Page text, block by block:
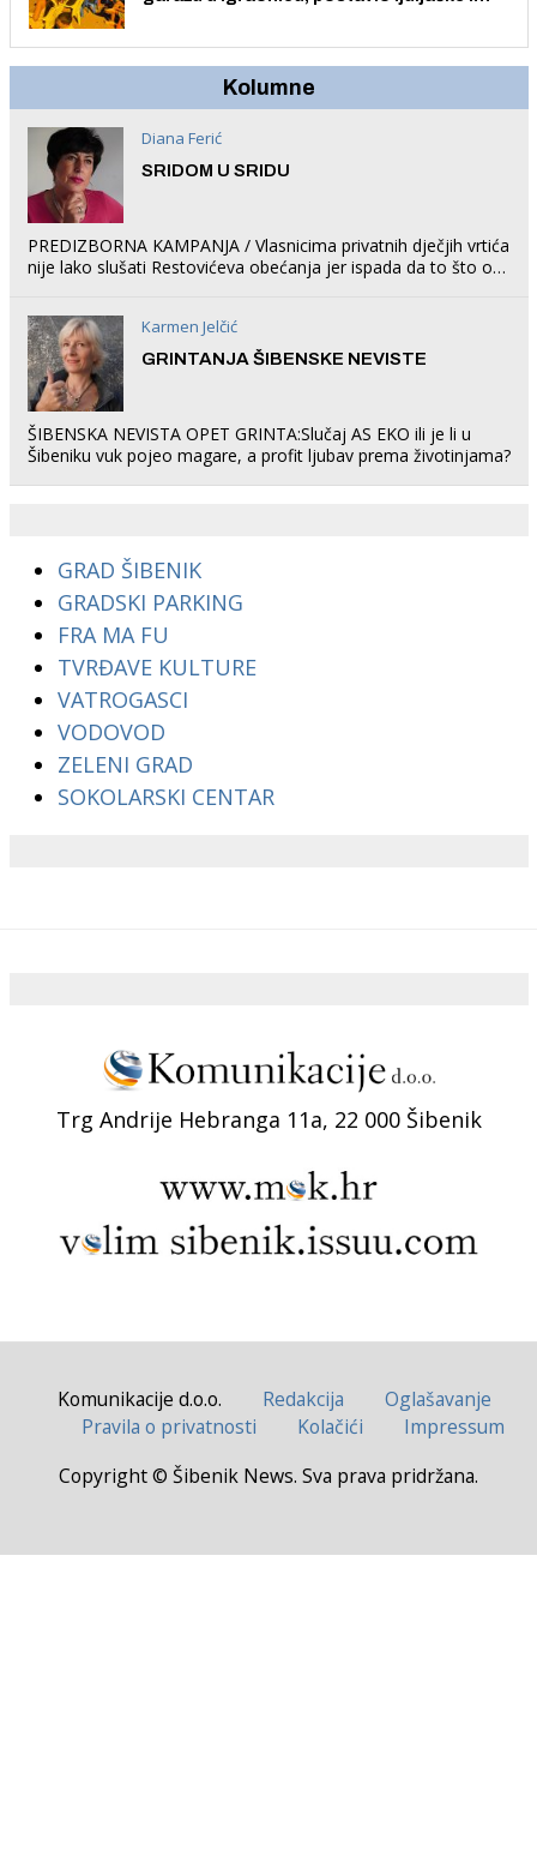
Kolumne
Diana Ferić
SRIDOM U SRIDU
PREDIZBORNA KAMPANJA / Vlasnicima privatnih dječjih vrtića
nije lako slušati Restovićeva obećanja jer ispada da to što oni
Karmen Jelčić
GRINTANJA ŠIBENSKE NEVISTE
ŠIBENSKA NEVISTA OPET GRINTA:Slučaj AS EKO ili je li u
Šibeniku vuk pojeo magare, a profit ljubav prema životinjama?
GRAD ŠIBENIK
GRADSKI PARKING
FRA MA FU
TVRĐAVE KULTURE
VATROGASCI
VODOVOD
ZELENI GRAD
SOKOLARSKI CENTAR
Trg Andrije Hebranga 11a, 22 000 Šibenik
Komunikacije d.o.o. Redakcija
Oglašavanje
Pravila o privatnosti
Kolačići
Impressum
Copyright © Šibenik News. Sva prava pridržana.